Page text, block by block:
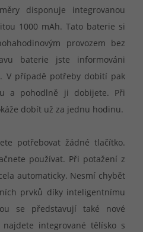
disponuje integrovanou
1000 mAh. Tato baterie si
provozem bez
baterie jste informováni
V případě potřeby dobití pak
a pohodlně ji dobijete. Při
dobít už za jednu hodinu.
potřebovat žádné tlačítko.
používat. Při potažení z
automaticky. Nesmí chybět
prvků díky inteligentnímu
se představují také nové
integrované tělísko s